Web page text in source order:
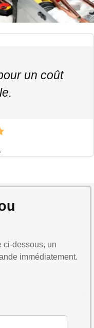
un coût
ci-dessous, un
immédiatement.